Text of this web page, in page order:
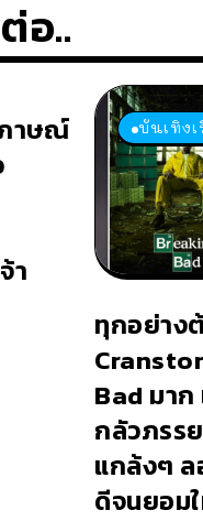
อ..
าษณ์
า
บันเทิงเ
ทุกอย่าง
Bad มา
กลัวภรร
แกล้งๆ ล
ดีจนยอม